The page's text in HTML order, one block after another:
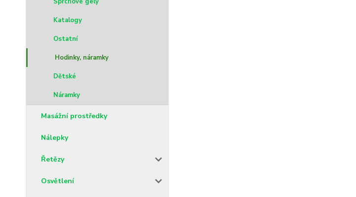
Katalogy
Ostatní
Hodinky, náramky
Dětské
Náramky
Masážní prostředky
Nálepky
Řetězy
Osvětlení